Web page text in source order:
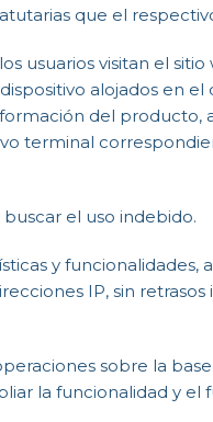
que el
usuarios visitan el
alojados en
del producto,
terminal
el uso indebido.
y funcionalidades,
IP, sin
sobre la
la funcionalidad y